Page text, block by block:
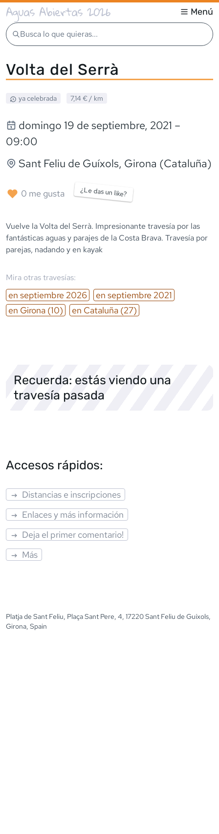
Aguas Abiertas 2026 Menú
Busca lo que quieras...
Volta del Serrà
ya celebrada 7,14 € / km
domingo 19 de septiembre, 2021 –
09:00
Sant Feliu de Guíxols, Girona (Cataluña)
0 me gusta ¿Le das un like?
Vuelve la Volta del Serrà. Impresionante travesía por las
fantásticas aguas y parajes de la Costa Brava. Travesía por
parejas, nadando y en kayak
Mira otras travesías:
en septiembre 2026 en septiembre 2021
en Girona (10) en Cataluña (27)
Recuerda: estás viendo una
travesía pasada
Accesos rápidos:
Distancias e inscripciones
Enlaces y más información
Deja el primer comentario!
Más
Platja de Sant Feliu, Plaça Sant Pere, 4, 17220 Sant Feliu de Guíxols,
Girona, Spain